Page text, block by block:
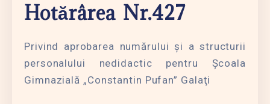
Hotărârea Nr.427
Privind aprobarea numărului şi a structurii
personalului nedidactic pentru Şcoala
Gimnazială „Constantin Pufan” Galaţi